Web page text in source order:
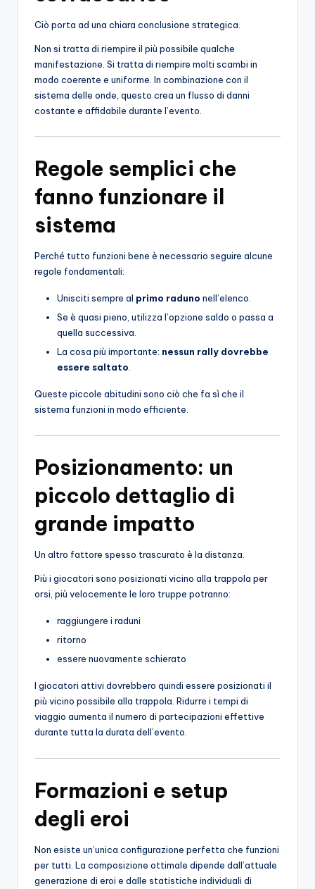
Ciò porta ad una chiara conclusione strategica.
Non si tratta di riempire il più possibile qualche
manifestazione. Si tratta di riempire molti scambi in
modo coerente e uniforme. In combinazione con il
sistema delle onde, questo crea un flusso di danni
costante e affidabile durante l’evento.
Regole semplici che
fanno funzionare il
sistema
Perché tutto funzioni bene è necessario seguire alcune
regole fondamentali:
Unisciti sempre al primo raduno nell’elenco.
Se è quasi pieno, utilizza l’opzione saldo o passa a
quella successiva.
La cosa più importante: nessun rally dovrebbe
essere saltato
Queste piccole abitudini sono ciò che fa sì che il
sistema funzioni in modo efficiente.
Posizionamento: un
piccolo dettaglio di
grande impatto
Un altro fattore spesso trascurato è la distanza.
Più i giocatori sono posizionati vicino alla trappola per
orsi, più velocemente le loro truppe potranno:
raggiungere i raduni
ritorno
essere nuovamente schierato
I giocatori attivi dovrebbero quindi essere posizionati il ​​
più vicino possibile alla trappola. Ridurre i tempi di
viaggio aumenta il numero di partecipazioni effettive
durante tutta la durata dell’evento.
Formazioni e setup
degli eroi
Non esiste un’unica configurazione perfetta che funzioni
per tutti. La composizione ottimale dipende dall’attuale
generazione di eroi e dalle statistiche individuali di